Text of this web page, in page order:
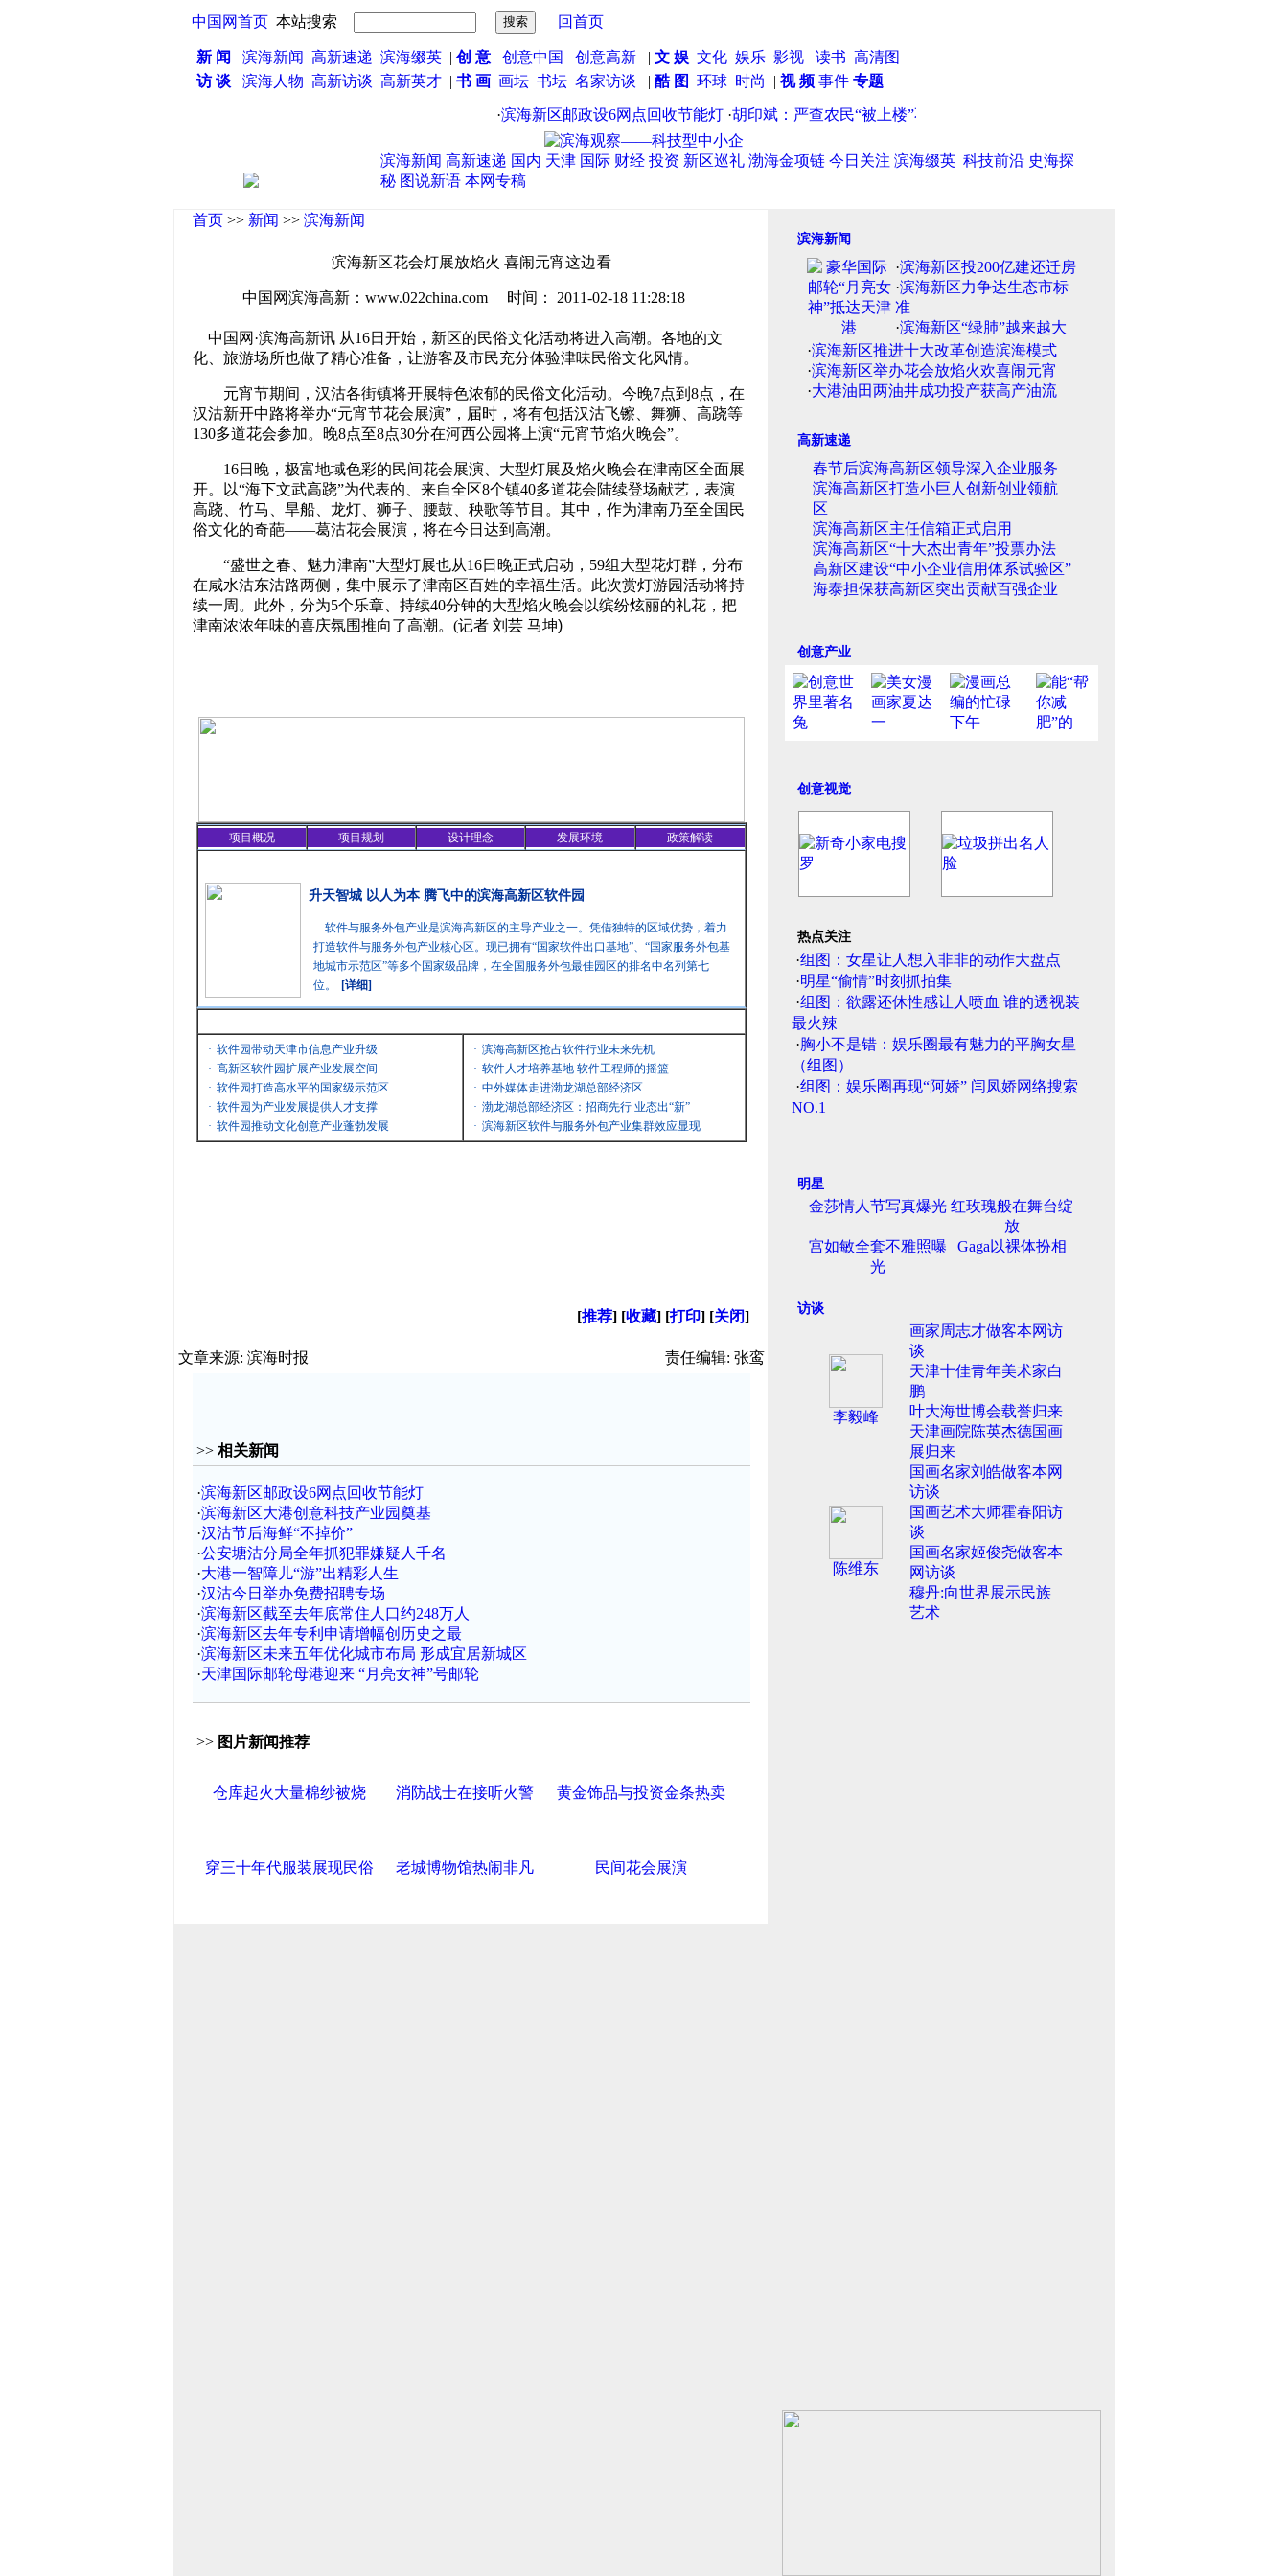
中国网首页 本站搜索 回首页
新 闻 滨海新闻 高新速递 滨海缀英| 创 意 创意中国 创意高新 | 文 娱 文化 娱乐 影视 读书 高清图
访 谈
滨海人物 高新访谈 高新英才 | 书 画 画坛 书坛 名家访谈 | 酷 图 环球 时尚 | 视 频事件 专题
滨海新区邮政设6网点回收节能灯·胡印斌：严查农民“被上楼”不是走过场
滨海新闻 高新速递 国内 天津 国际 财经 投资 新区巡礼 渤海金项链 今日关注 滨海缀英 科技前沿 史海探
秘 图说新语 本网专稿
首页 >> 新闻 >> 滨海新闻
滨海新区花会灯展放焰火 喜闹元宵这边看
中国网滨海高新：www.022china.com 时间： 2011-02-18 11:28:18
中国网·滨海高新讯 从16日开始，新区的民俗文化活动将进入高潮。各地的文
化、旅游场所也做了精心准备，让游客及市民充分体验津味民俗文化风情。
元宵节期间，汉沽各街镇将开展特色浓郁的民俗文化活动。今晚7点到8点，在
汉沽新开中路将举办“元宵节花会展演”，届时，将有包括汉沽飞镲、舞狮、高跷等
130多道花会参加。晚8点至8点30分在河西公园将上演“元宵节焰火晚会”。
16日晚，极富地域色彩的民间花会展演、大型灯展及焰火晚会在津南区全面展
开。以“海下文武高跷”为代表的、来自全区8个镇40多道花会陆续登场献艺，表演
高跷、竹马、旱船、龙灯、狮子、腰鼓、秧歌等节目。其中，作为津南乃至全国民
俗文化的奇葩——葛沽花会展演，将在今日达到高潮。
“盛世之春、魅力津南”大型灯展也从16日晚正式启动，59组大型花灯群，分布
在咸水沽东沽路两侧，集中展示了津南区百姓的幸福生活。此次赏灯游园活动将持
续一周。此外，分为5个乐章、持续40分钟的大型焰火晚会以缤纷炫丽的礼花，把
津南浓浓年味的喜庆氛围推向了高潮。(记者 刘芸 马坤)
项目概况 项目规划 设计理念 发展环境
政策解读
升天智城 以人为本 腾飞中的滨海高新区软件园
软件与服务外包产业是滨海高新区的主导产业之一。凭借独特的区域优势，着力
打造软件与服务外包产业核心区。现已拥有“国家软件出口基地”、“国家服务外包基
地城市示范区”等多个国家级品牌，在全国服务外包最佳园区的排名中名列第七
位。
[详细]
· 软件园带动天津市信息产业升级
· 高新区软件园扩展产业发展空间
· 软件园打造高水平的国家级示范区
· 软件园为产业发展提供人才支撑
· 软件园推动文化创意产业蓬勃发展
· 滨海高新区抢占软件行业未来先机
· 软件人才培养基地 软件工程师的摇篮
· 中外媒体走进渤龙湖总部经济区
· 渤龙湖总部经济区：招商先行 业态出“新”
· 滨海新区软件与服务外包产业集群效应显现
[推荐] [收藏] [打印] [关闭]
文章来源: 滨海时报 责任编辑: 张鸾
>> 相关新闻
·滨海新区邮政设6网点回收节能灯
·滨海新区大港创意科技产业园奠基
·汉沽节后海鲜“不掉价”
·公安塘沽分局全年抓犯罪嫌疑人千名
·大港一智障儿“游”出精彩人生
·汉沽今日举办免费招聘专场
·滨海新区截至去年底常住人口约248万人
·滨海新区去年专利申请增幅创历史之最
·滨海新区未来五年优化城市布局 形成宜居新城区
·天津国际邮轮母港迎来 “月亮女神”号邮轮
>> 图片新闻推荐
仓库起火大量棉纱被烧 消防战士在接听火警 黄金饰品与投资金条热卖
穿三十年代服装展现民俗 老城博物馆热闹非凡 民间花会展演
滨海新闻
·滨海新区投200亿建还迁房
·滨海新区力争达生态市标
准
·滨海新区“绿肺”越来越大
·滨海新区推进十大改革创造滨海模式
·滨海新区举办花会放焰火欢喜闹元宵
·大港油田两油井成功投产获高产油流
高新速递
春节后滨海高新区领导深入企业服务
滨海高新区打造小巨人创新创业领航
区
滨海高新区主任信箱正式启用
滨海高新区“十大杰出青年”投票办法
高新区建设“中小企业信用体系试验区”
海泰担保获高新区突出贡献百强企业
创意产业
创意视觉
热点关注
·组图：女星让人想入非非的动作大盘点
·明星“偷情”时刻抓拍集
·组图：欲露还休性感让人喷血 谁的透视装
最火辣
·胸小不是错：娱乐圈最有魅力的平胸女星
（组图）
·组图：娱乐圈再现“阿娇” 闫凤娇网络搜索
NO.1
明星
金莎情人节写真爆光 红玫瑰般在舞台绽
放
宫如敏全套不雅照曝
光
Gaga以裸体扮相
访谈
李毅峰
画家周志才做客本网访
谈
天津十佳青年美术家白
鹏
叶大海世博会载誉归来
天津画院陈英杰德国画
展归来
陈维东
国画名家刘皓做客本网
访谈
国画艺术大师霍春阳访
谈
国画名家姬俊尧做客本
网访谈
穆丹:向世界展示民族
艺术